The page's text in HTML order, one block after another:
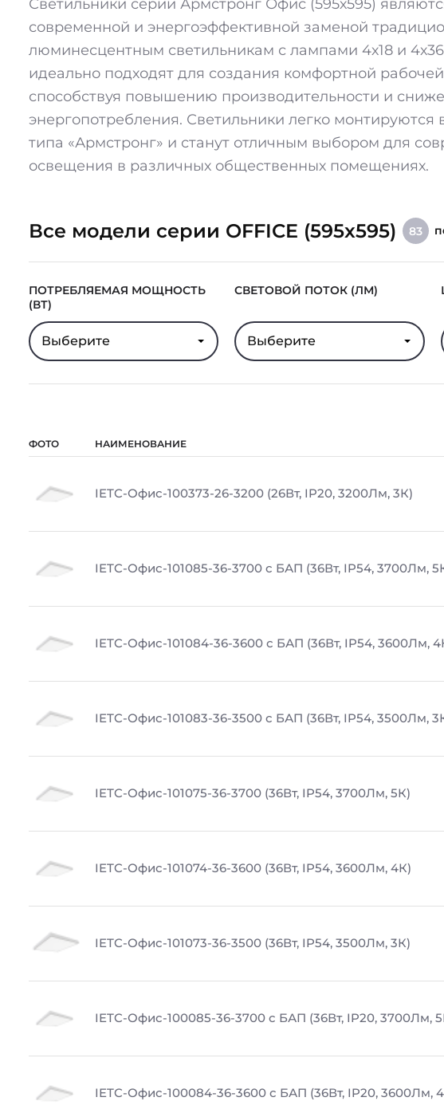
Светильники серии Армстронг Офис (595х595)
современной и энергоэффективной заменой
люминесцентным светильникам с лампами 4х18 и
идеально подходят для создания комфортной
способствуя повышению производительности и
энергопотребления. Светильники легко монтируются
типа «Армстронг» и станут отличным выбором для
освещения в различных общественных помещениях.
Все модели серии OFFICE (595x595) 83
ПОТРЕБЛЯЕМАЯ МОЩНОСТЬ
(ВТ)
Выберите
СВЕТОВОЙ ПОТОК (ЛМ)
Выберите
ФОТО НАИМЕНОВАНИЕ
IETC-Офис-100373-26-3200 (26Вт, IP20, 3200Лм, 3К)
IETC-Офис-101085-36-3700 с БАП (36Вт, IP54, 3700Лм,
IETC-Офис-101084-36-3600 с БАП (36Вт, IP54, 3600Лм,
IETC-Офис-101083-36-3500 с БАП (36Вт, IP54, 3500Лм,
IETC-Офис-101075-36-3700 (36Вт, IP54, 3700Лм, 5К)
IETC-Офис-101074-36-3600 (36Вт, IP54, 3600Лм, 4К)
IETC-Офис-101073-36-3500 (36Вт, IP54, 3500Лм, 3К)
IETC-Офис-100085-36-3700 с БАП (36Вт, IP20, 3700Лм,
IETC-Офис-100084-36-3600 с БАП (36Вт, IP20, 3600Лм,